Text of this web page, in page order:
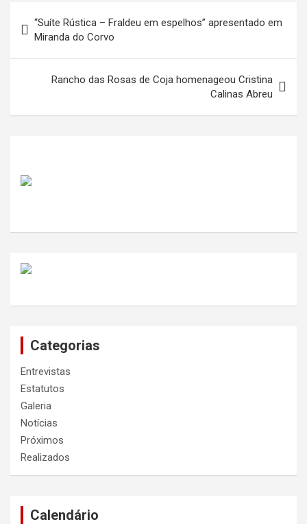
de
artigos
“Suíte Rústica – Fraldeu em espelhos” apresentado em
Miranda do Corvo
Rancho das Rosas de Coja homenageou Cristina
Calinas Abreu
Categorias
Entrevistas
Estatutos
Galeria
Notícias
Próximos
Realizados
Calendário